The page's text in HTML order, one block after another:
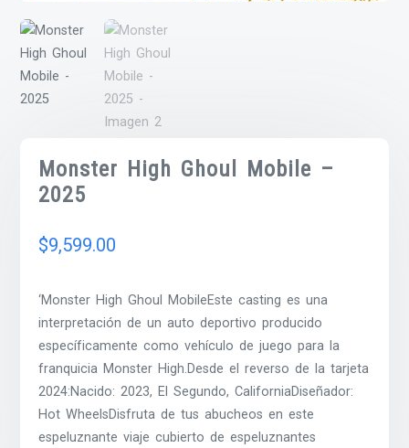
Monster High Ghoul Mobile –
2025
$9,599.00
‘Monster High Ghoul MobileEste casting es una
interpretación de un auto deportivo producido
específicamente como vehículo de juego para la
franquicia Monster High.Desde el reverso de la tarjeta
2024:Nacido: 2023, El Segundo, CaliforniaDiseñador:
Hot WheelsDisfruta de tus abucheos en este
espeluznante viaje cubierto de espeluznantes